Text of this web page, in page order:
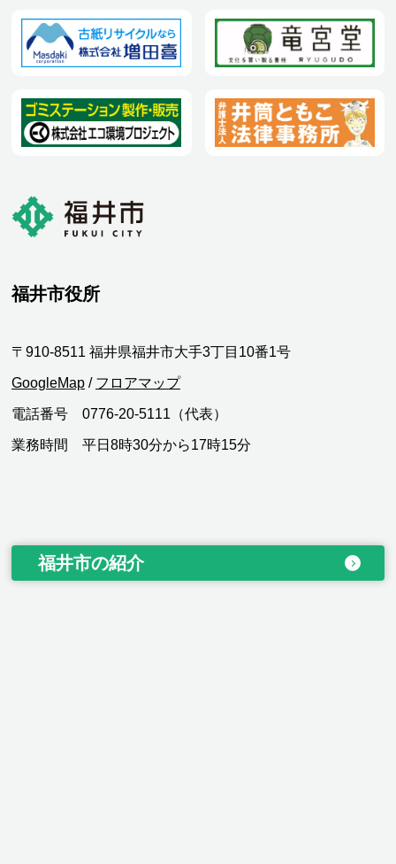
福井市役所
〒910-8511 福井県福井市大手3丁目10番1号
GoogleMap / フロアマップ
電話番号 0776-20-5111（代表）
業務時間 平日8時30分から17時15分
福井市の紹介